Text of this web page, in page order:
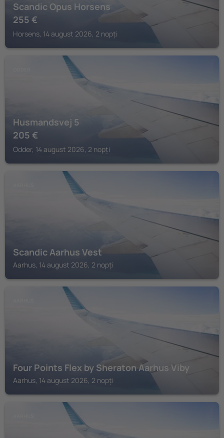
Scandic Opus Horsens
255 €
Horsens, 14 august 2026, 2 nopți
Husmandsvej 5
205 €
Odder, 14 august 2026, 2 nopți
Scandic Aarhus Vest
Aarhus, 14 august 2026, 2 nopți
Four Points Flex by Sheraton Aarhus Viby
Aarhus, 14 august 2026, 2 nopți